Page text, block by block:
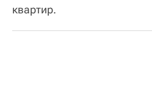
квартир.